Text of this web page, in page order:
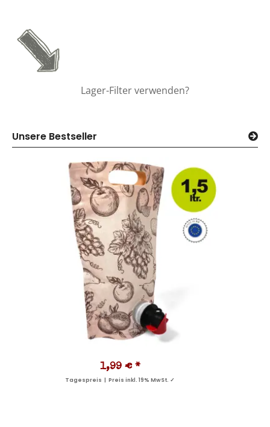
Lager-Filter verwenden?
Unsere Bestseller
1,99 € *
Tagespreis | Preis inkl. 19% MwSt. ✓